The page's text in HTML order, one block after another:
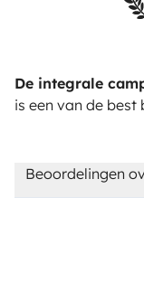
De integrale
is een van de
Beoordelingen